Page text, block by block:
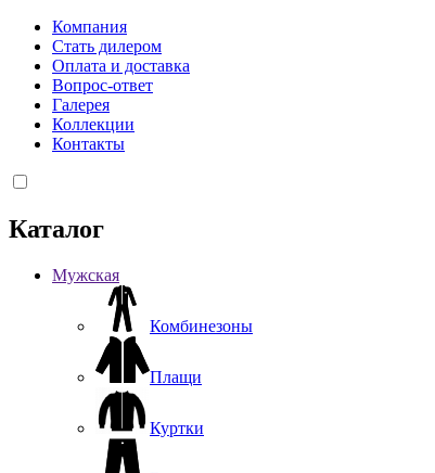
Компания
Стать дилером
Оплата и доставка
Вопрос-ответ
Галерея
Коллекции
Контакты
Каталог
Мужская
Комбинезоны
Плащи
Куртки